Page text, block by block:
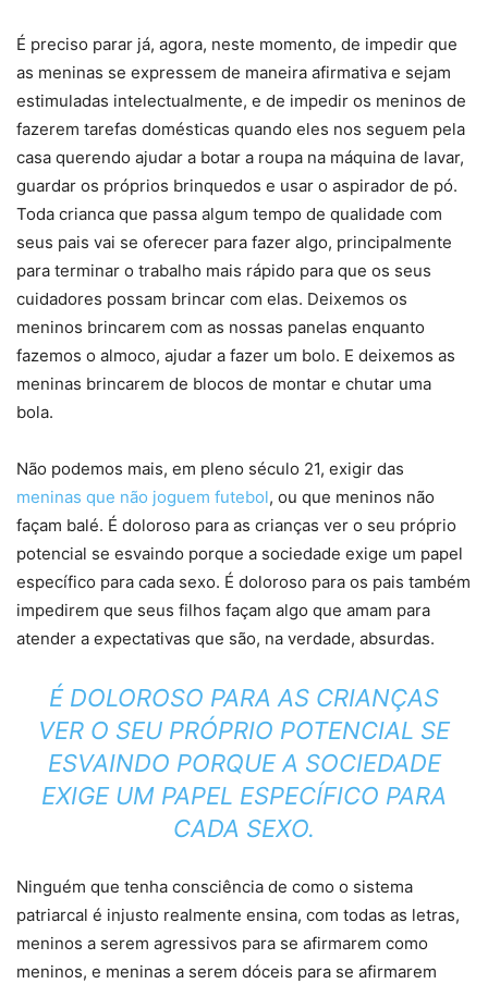
É preciso parar já, agora, neste momento, de impedir que
as meninas se expressem de maneira afirmativa e sejam
estimuladas intelectualmente, e de impedir os meninos de
fazerem tarefas domésticas quando eles nos seguem pela
casa querendo ajudar a botar a roupa na máquina de lavar,
guardar os próprios brinquedos e usar o aspirador de pó.
Toda crianca que passa algum tempo de qualidade com
seus pais vai se oferecer para fazer algo, principalmente
para terminar o trabalho mais rápido para que os seus
cuidadores possam brincar com elas. Deixemos os
meninos brincarem com as nossas panelas enquanto
fazemos o almoco, ajudar a fazer um bolo. E deixemos as
meninas brincarem de blocos de montar e chutar uma
bola.
Não podemos mais, em pleno século 21, exigir das
meninas que não joguem futebol, ou que meninos não
façam balé. É doloroso para as crianças ver o seu próprio
potencial se esvaindo porque a sociedade exige um papel
específico para cada sexo. É doloroso para os pais também
impedirem que seus filhos façam algo que amam para
atender a expectativas que são, na verdade, absurdas.
É DOLOROSO PARA AS CRIANÇAS
VER O SEU PRÓPRIO POTENCIAL SE
ESVAINDO PORQUE A SOCIEDADE
EXIGE UM PAPEL ESPECÍFICO PARA
CADA SEXO.
Ninguém que tenha consciência de como o sistema
patriarcal é injusto realmente ensina, com todas as letras,
meninos a serem agressivos para se afirmarem como
meninos, e meninas a serem dóceis para se afirmarem